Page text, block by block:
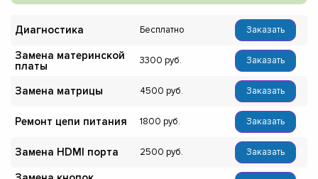
Диагностика Бесплатно Заказать
Замена материнской
платы
3300 Заказать
Замена матрицы 4500 Заказать
Ремонт цепи питания 1800 Заказать
Замена HDMI порта 2500 Заказать